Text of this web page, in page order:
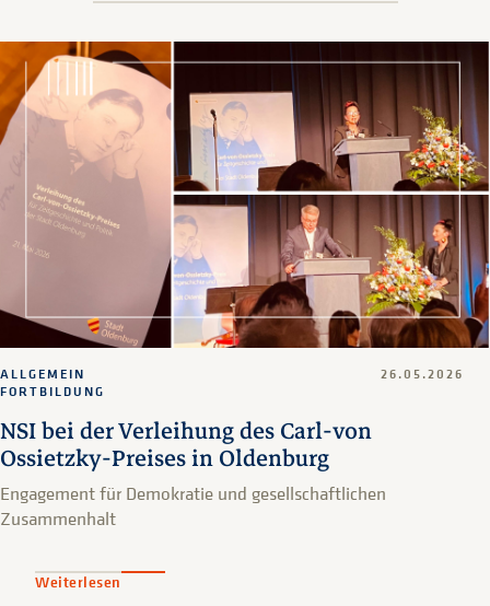
NSI bei der Verleihung des Carl-von
Ossietzky-Preises in Oldenburg
ALLGEMEIN
FORTBILDUNG
26.05.2026
Engagement für Demokratie und gesellschaftlichen
Zusammenhalt
Weiterlesen